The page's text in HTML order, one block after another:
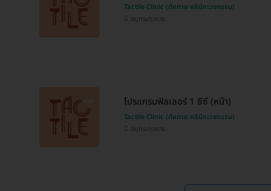
Tactile Clinic (ทัคทาย คลินิกเวชกรรม)
สมุทรปราการ
โปรแกรมฟิลเลอร์ 1 ซีซี (หน้า)
Tactile Clinic (ทัคทาย คลินิกเวชกรรม)
สมุทรปราการ